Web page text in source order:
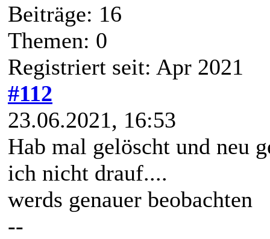
Beiträge: 16
Themen: 0
Registriert seit: Apr 2021
#112
23.06.2021, 16:53
Hab mal gelöscht und neu
ich nicht drauf....
werds genauer beobachten
--